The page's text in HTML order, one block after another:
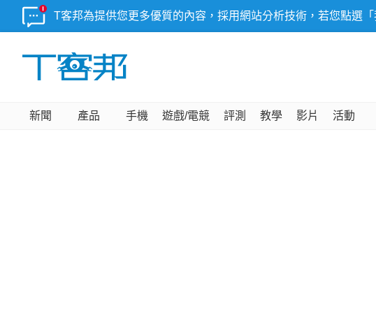
T客邦為提供您更多優質的內容，採用網站分析技術，若您點選
新聞 產品 手機 遊戲/電競 評測 教學 影片 活動